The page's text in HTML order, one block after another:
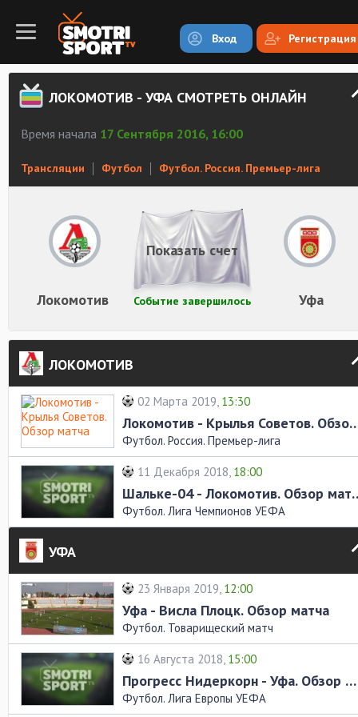
Вход Регистрация
ЛОКОМОТИВ - УФА СМОТРЕТЬ ОНЛАЙН
Время начала 17 Сентября 2016, 16:00
Трансляции Футбол Футбол. Россия. Премьер-лига
Локомотив Уфа
Событие завершилось
Показать счет
ЛОКОМОТИВ
02 Марта 2019, 13:30
Локомотив - Крылья
Футбол. Россия. Премьер-лига
11 Декабря 2018, 18:00
Шальке-04
Футбол. Лига Чемпионов УЕФА
УФА
23 Января 2019, 12:00
Уфа - Висла Плоцк. Обзор матча
Футбол. Товарищеский матч
16 Августа 2018, 15:00
Прогресс Нидеркорн - Уфа. Обзор матча
Футбол. Лига Европы УЕФА